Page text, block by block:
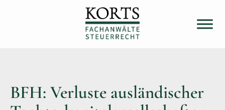
BFH: Verluste ausländischer